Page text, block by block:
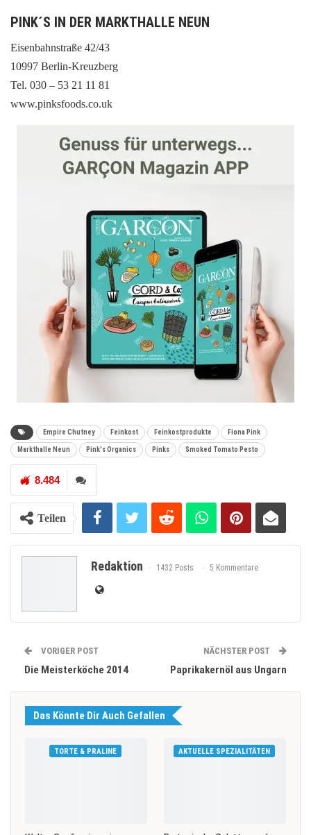
PINK´S IN DER MARKTHALLE NEUN
Eisenbahnstraße 42/43
10997 Berlin-Kreuzberg
Tel. 030 – 53 21 11 81
www.pinksfoods.co.uk
Empire Chutney Feinkost Feinkostprodukte Fiona Pink
Markthalle Neun Pink's Organics Pinks Smoked Tomato Pesto
8.484
Teilen
Redaktion 1432 Posts 5 Kommentare
VORIGER POST
Die Meisterköche 2014
NÄCHSTER POST
Paprikakernöl aus Ungarn
Das Könnte Dir Auch Gefallen
TORTE & PRALINE AKTUELLE SPEZIALITÄTEN